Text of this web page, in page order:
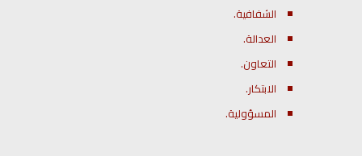
الشفافية.
العدالة.
التعاون.
الابتكار.
المسؤولية.